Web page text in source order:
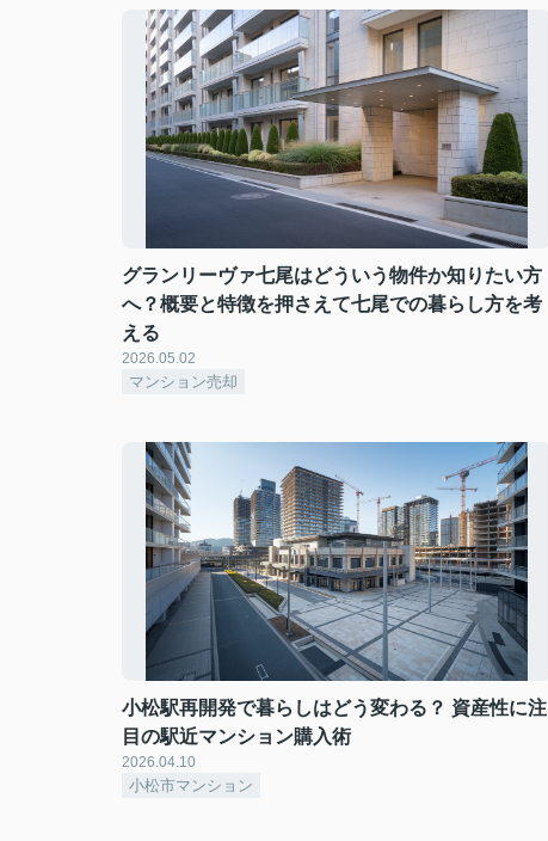
グランリーヴァ七尾はどういう物件か知りたい方
へ？概要と特徴を押さえて七尾での暮らし方を考
える
2026.05.02
マンション売却
小松駅再開発で暮らしはどう変わる？ 資産性に注
目の駅近マンション購入術
2026.04.10
小松市マンション